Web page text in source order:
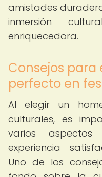
amistades
inmersión
enriquecedora.
Consejos
perfecto en
Al elegir un
culturales, es
varios
experiencia
Uno de los